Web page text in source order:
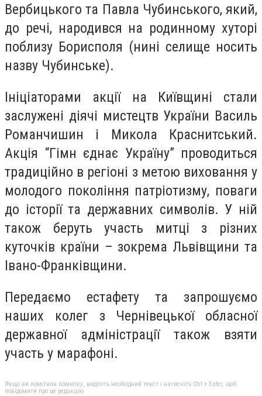
Вербицького та Павла Чубинського, який,
до речі, народився на родинному хуторі
поблизу Борисполя (нині селище носить
назву Чубинське).
Ініціаторами акції на Київщині стали
заслужені діячі мистецтв України Василь
Романчишин і Микола Краснитський.
Акція “Гімн єднає Україну” проводиться
традиційно в регіоні з метою виховання у
молодого покоління патріотизму, поваги
до історії та державних символів. У ній
також беруть участь митці з різних
куточків країни – зокрема Львівщини та
Івано-Франківщини.
Передаємо естафету та запрошуємо
наших колег з Чернівецької обласної
державної адміністрації також взяти
участь у марафоні.
Якщо ви помітили помилку, виділіть необхідний текст і натисніть Ctrl + Enter, щоб
повідомити про це редакцію